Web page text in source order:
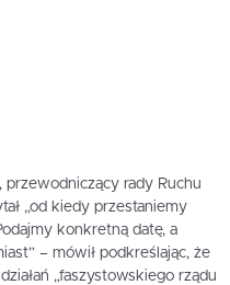
rady Ruchu
„od kiedy przestaniemy
konkretną datę, a
– mówił podkreślając, że
„faszystowskiego rządu